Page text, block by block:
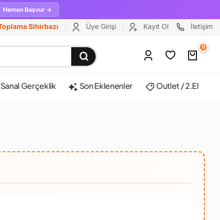
Hemen Başvur →
Sihirbazı Üye Girişi Kayıt Ol İletişim
0
Sanal Gerçeklik Son Eklenenler Outlet / 2.El